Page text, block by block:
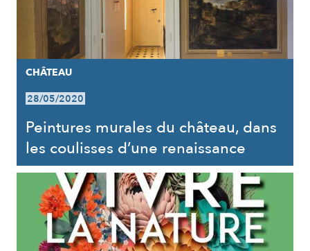
CHÂTEAU
28/05/2020
Peintures murales du château, dans
les coulisses d’une renaissance